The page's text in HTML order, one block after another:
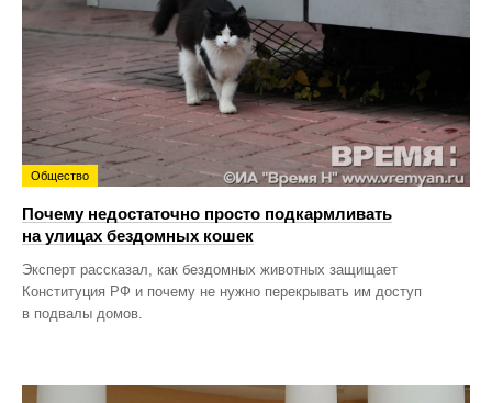
Общество
Почему недостаточно просто подкармливать
на улицах бездомных кошек
Эксперт рассказал, как бездомных животных защищает
Конституция РФ и почему не нужно перекрывать им доступ
в подвалы домов.